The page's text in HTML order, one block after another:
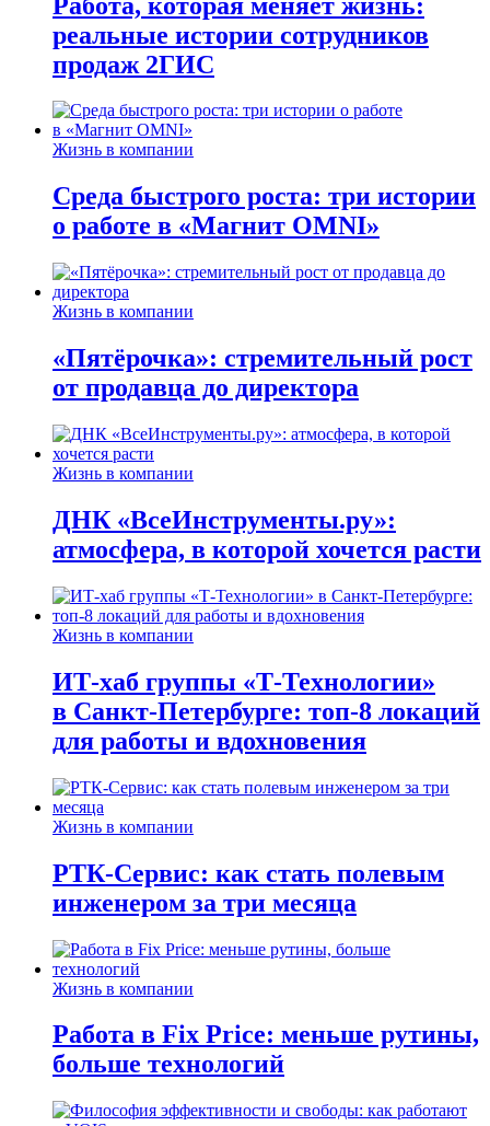
реальные истории сотрудников
продаж 2ГИС
Жизнь в компании
Среда быстрого роста: три истории
о работе в «Магнит OMNI»
Жизнь в компании
«Пятёрочка»: стремительный рост
от продавца до директора
Жизнь в компании
ДНК «ВсеИнструменты.ру»:
атмосфера, в которой хочется расти
Жизнь в компании
ИТ-хаб группы «Т-Технологии»
в Санкт-Петербурге: топ-8 локаций
для работы и вдохновения
Жизнь в компании
РТК-Сервис: как стать полевым
инженером за три месяца
Жизнь в компании
Работа в Fix Price: меньше рутины,
больше технологий